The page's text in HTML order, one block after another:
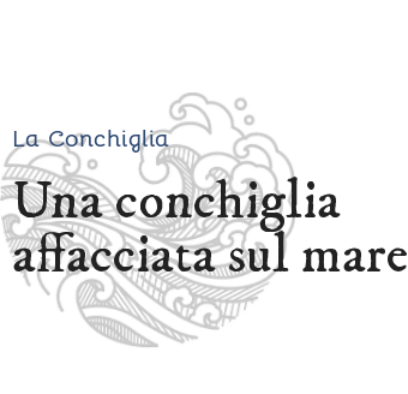
La Conchiglia
Una conchiglia
affacciata sul mare